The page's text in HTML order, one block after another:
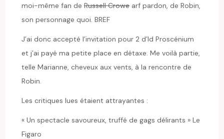
moi-même fan deRussell Crowearf pardon, de Robin,
son personnage quoi. BREF
J’ai donc accepté l’invitation pour 2 d’Id Proscénium
et j’ai payé ma petite place en détaxe. Me voilà partie,
telle Marianne, cheveux aux vents, à la rencontre de
Robin.
Les critiques lues étaient attrayantes :
« Un spectacle savoureux, truffé de gags délirants » Le
Figaro